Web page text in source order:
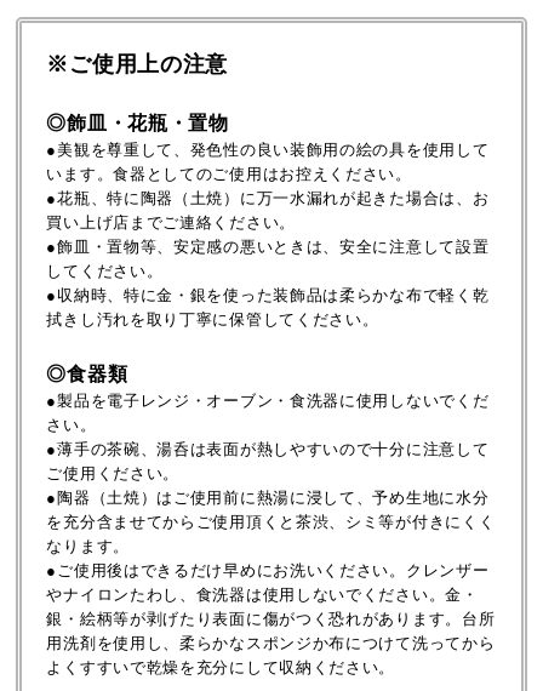
※ご使用上の注意
◎飾皿・花瓶・置物
●美観を尊重して、発色性の良い装飾用の絵の具を使用して
います。食器としてのご使用はお控えください。
●花瓶、特に陶器（土焼）に万一水漏れが起きた場合は、お
買い上げ店までご連絡ください。
●飾皿・置物等、安定感の悪いときは、安全に注意して設置
してください。
●収納時、特に金・銀を使った装飾品は柔らかな布で軽く乾
拭きし汚れを取り丁寧に保管してください。
◎食器類
●製品を電子レンジ・オーブン・食洗器に使用しないでくだ
さい。
●薄手の茶碗、湯呑は表面が熱しやすいので十分に注意して
ご使用ください。
●陶器（土焼）はご使用前に熱湯に浸して、予め生地に水分
を充分含ませてからご使用頂くと茶渋、シミ等が付きにくく
なります。
●ご使用後はできるだけ早めにお洗いください。クレンザー
やナイロンたわし、食洗器は使用しないでください。金・
銀・絵柄等が剥げたり表面に傷がつく恐れがあります。台所
用洗剤を使用し、柔らかなスポンジか布につけて洗ってから
よくすすいで乾燥を充分にして収納ください。